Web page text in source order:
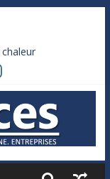
déjà remboursés
rien